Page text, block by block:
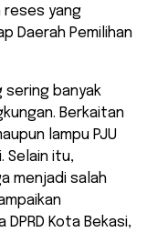
reses yang
Daerah Pemilihan
sering banyak
Berkaitan
lampu PJU
Selain itu,
menjadi salah
DPRD Kota Bekasi,